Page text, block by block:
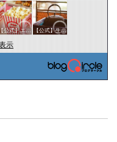
【公式】エンタメサークル 【公式】生活・文化サークル
示